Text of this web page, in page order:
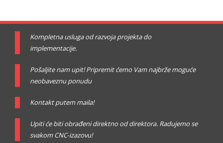
Kompletna usluga od razvoja projekta do
implementacije.
Pošaljite nam upit! Pripremit ćemo Vam najbrže moguće
neobaveznu ponudu
Kontakt putem maila!
Upiti će biti obrađeni direktno od direktora. Radujemo se
svakom CNC-izazovu!